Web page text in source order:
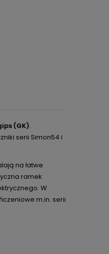
(GK).
serii Simon54 i
na łatwe
ramek
W
m.in. serii